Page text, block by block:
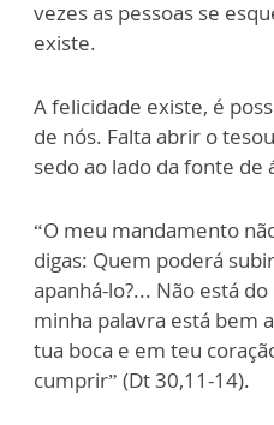
vezes as pessoas se
existe.
A felicidade existe, é
de nós. Falta abrir o
sedo ao lado da fonte de
“O meu mandamento
digas: Quem poderá
apanhá-lo?... Não está
minha palavra está bem
tua boca e em teu
cumprir” (Dt 30,11-14).